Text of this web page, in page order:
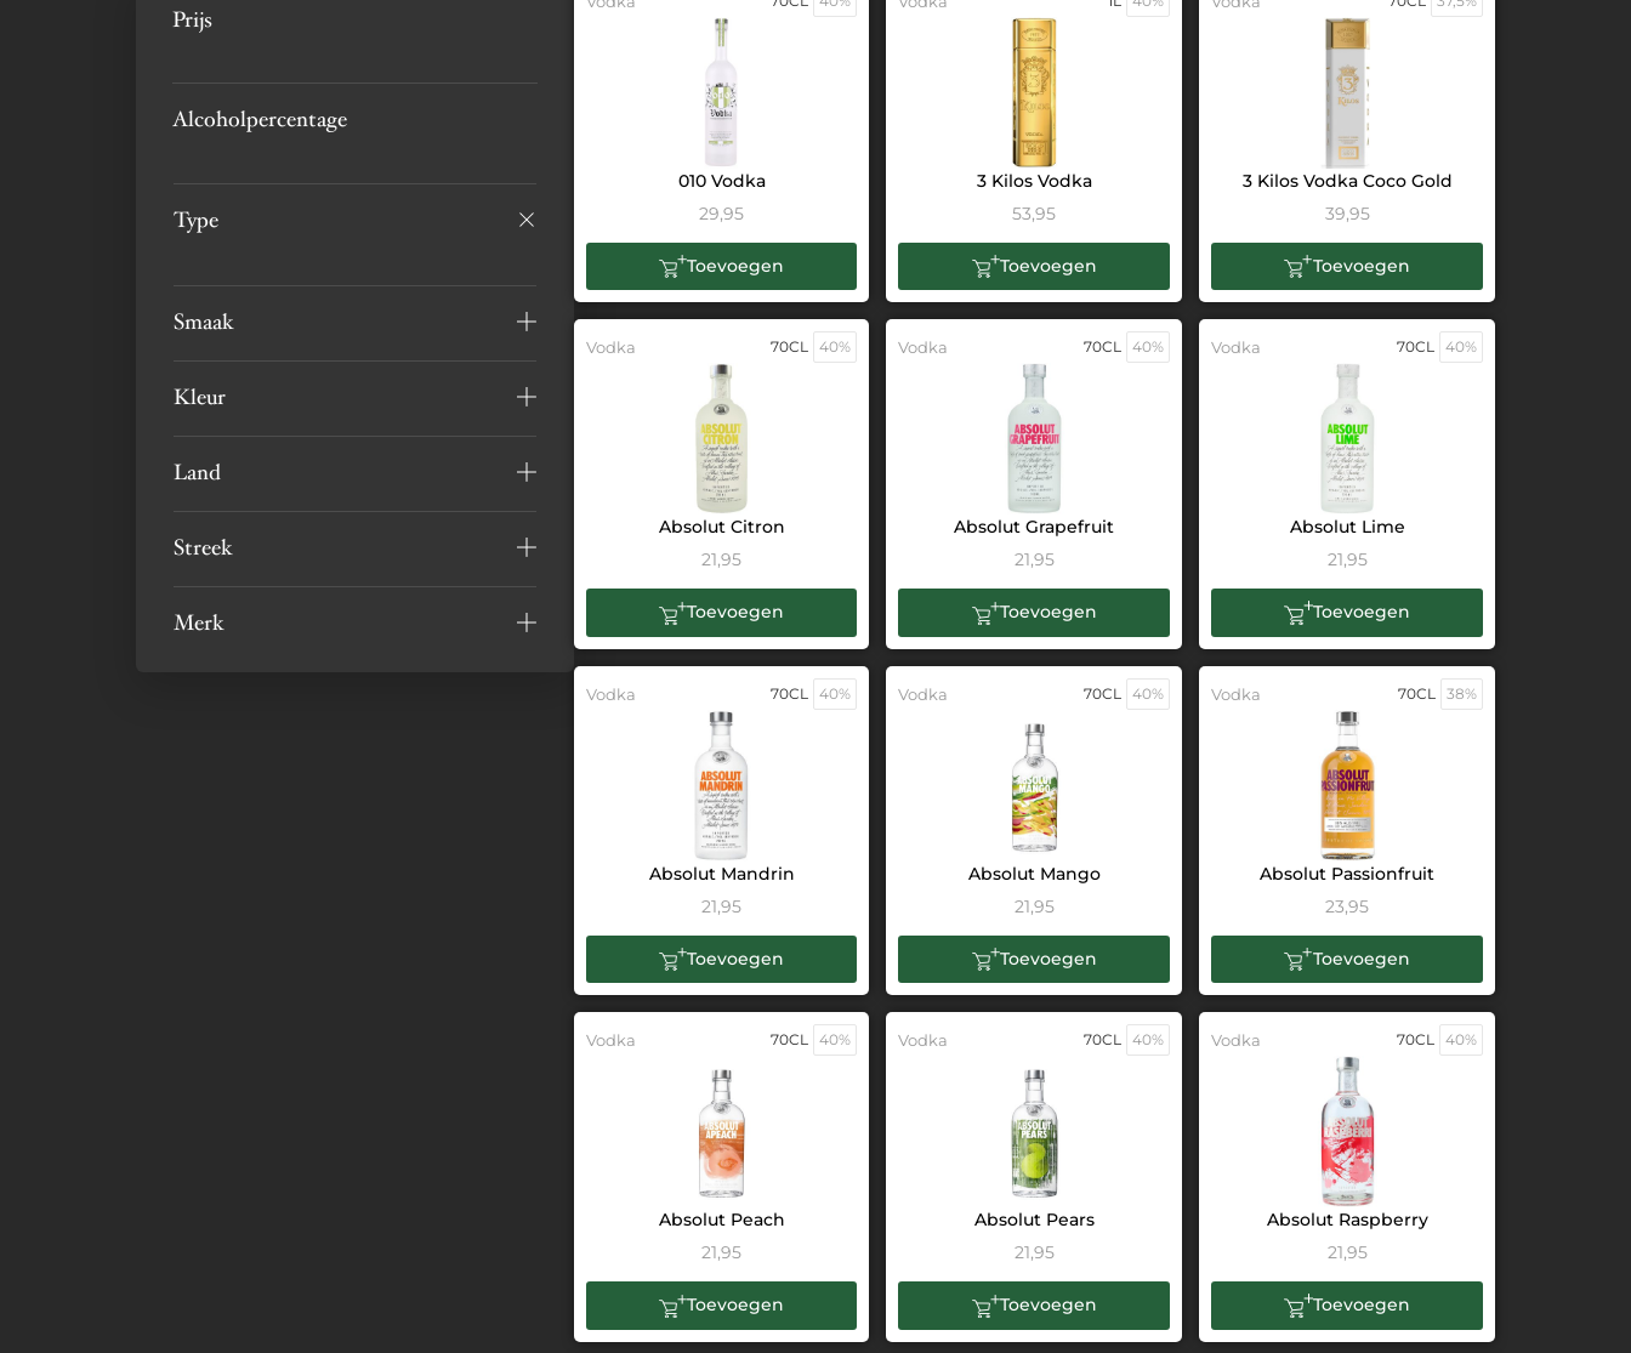
Prijs
Alcoholpercentage
Type
Smaak
Kleur
Land
Streek
Merk
010 Vodka
29,95
Toevoegen
3 Kilos Vodka
53,95
Toevoegen
3 Kilos Vodka Coco Gold
39,95
Toevoegen
Vodka 70CL 40%
Absolut Citron
21,95
Toevoegen
Vodka 70CL 40%
Absolut Grapefruit
21,95
Toevoegen
Vodka 70CL 40%
Absolut Lime
21,95
Toevoegen
Vodka 70CL 40%
Absolut Mandrin
21,95
Toevoegen
Vodka 70CL 40%
Absolut Mango
21,95
Toevoegen
Vodka 70CL 38%
Absolut Passionfruit
23,95
Toevoegen
Vodka 70CL 40%
Absolut Peach
21,95
Toevoegen
Vodka 70CL 40%
Absolut Pears
21,95
Toevoegen
Vodka 70CL 40%
Absolut Raspberry
21,95
Toevoegen